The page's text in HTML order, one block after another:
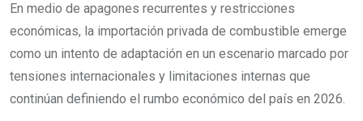
En medio de apagones recurrentes y restricciones
económicas, la importación privada de combustible emerge
como un intento de adaptación en un escenario marcado por
tensiones internacionales y limitaciones internas que
continúan definiendo el rumbo económico del país en 2026.